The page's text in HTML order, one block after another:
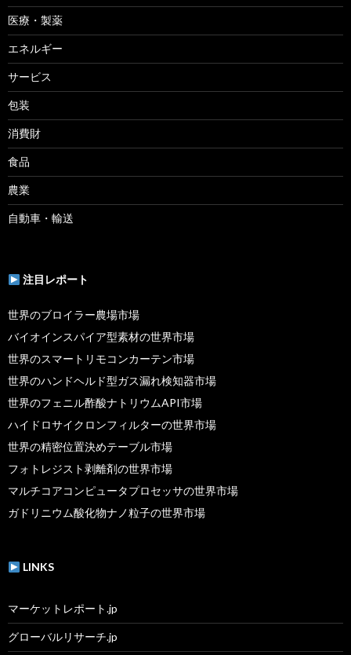
医療・製薬
エネルギー
サービス
包装
消費財
食品
農業
自動車・輸送
注目レポート
世界のブロイラー農場市場
バイオインスパイア型素材の世界市場
世界のスマートリモコンカーテン市場
世界のハンドヘルド型ガス漏れ検知器市場
世界のフェニル酢酸ナトリウムAPI市場
ハイドロサイクロンフィルターの世界市場
世界の精密位置決めテーブル市場
フォトレジスト剥離剤の世界市場
マルチコアコンピュータプロセッサの世界市場
ガドリニウム酸化物ナノ粒子の世界市場
LINKS
マーケットレポート.jp
グローバルリサーチ.jp